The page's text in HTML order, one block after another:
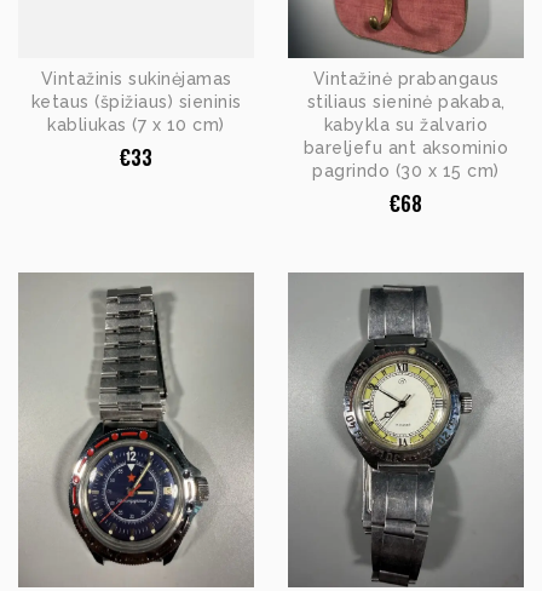
Vintažinis sukinėjamas
ketaus (špižiaus) sieninis
kabliukas (7 x 10 cm)
€33
Vintažinė prabangaus
stiliaus sieninė pakaba,
kabykla su žalvario
bareljefu ant aksominio
pagrindo (30 x 15 cm)
€68